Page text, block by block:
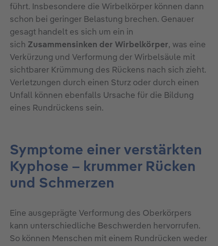
führt. Insbesondere die Wirbelkörper können dann
schon bei geringer Belastung brechen. Genauer
gesagt handelt es sich um ein in
sich Zusammensinken der Wirbelkörper, was eine
Verkürzung und Verformung der Wirbelsäule mit
sichtbarer Krümmung des Rückens nach sich zieht.
Verletzungen durch einen Sturz oder durch einen
Unfall können ebenfalls Ursache für die Bildung
eines Rundrückens sein.
Symptome einer verstärkten
Kyphose – krummer Rücken
und Schmerzen
Eine ausgeprägte Verformung des Oberkörpers
kann unterschiedliche Beschwerden hervorrufen.
So können Menschen mit einem Rundrücken weder